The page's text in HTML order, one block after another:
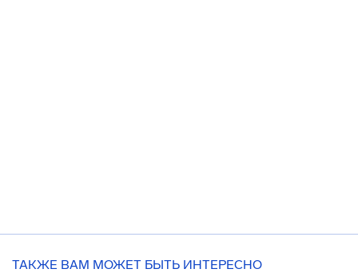
ТАКЖЕ ВАМ МОЖЕТ БЫТЬ ИНТЕРЕСНО